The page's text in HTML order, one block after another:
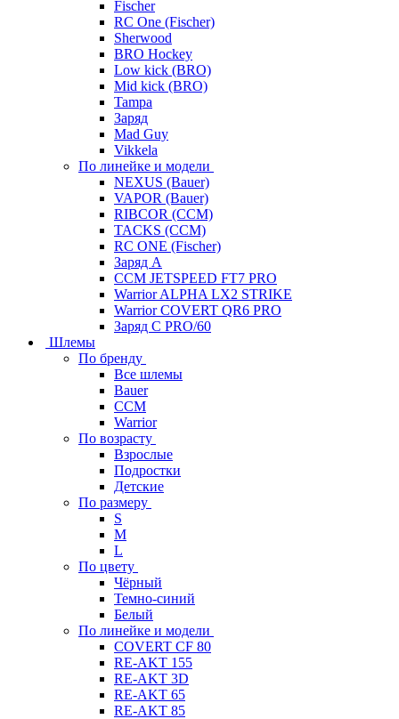
Fischer
RC One (Fischer)
Sherwood
BRO Hockey
Low kick (BRO)
Mid kick (BRO)
Tampa
Заряд
Mad Guy
Vikkela
По линейке и модели
NEXUS (Bauer)
VAPOR (Bauer)
RIBCOR (CCM)
TACKS (CCM)
RC ONE (Fischer)
Заряд А
CCM JETSPEED FT7 PRO
Warrior ALPHA LX2 STRIKE
Warrior COVERT QR6 PRO
Заряд С PRO/60
Шлемы
По бренду
Все шлемы
Bauer
CCM
Warrior
По возрасту
Взрослые
Подростки
Детские
По размеру
S
M
L
По цвету
Чёрный
Темно-синий
Белый
По линейке и модели
COVERT CF 80
RE-AKT 155
RE-AKT 3D
RE-AKT 65
RE-AKT 85